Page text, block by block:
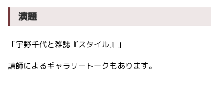
演題
「宇野千代と雑誌『スタイル』」
講師によるギャラリートークもあります。